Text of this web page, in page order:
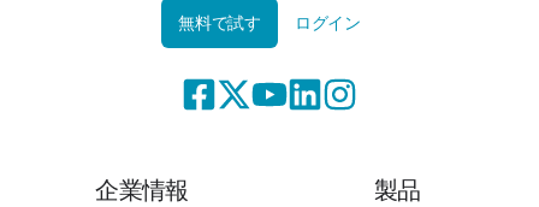
無料で試す ログイン
企業情報 製品